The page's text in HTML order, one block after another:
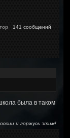
141 сообщений
была в таком
и горжусь этим!